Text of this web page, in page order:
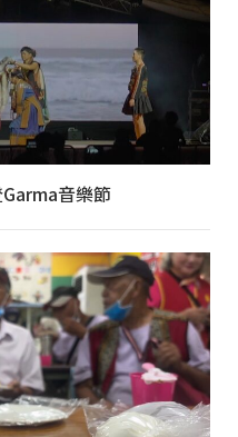
音樂節